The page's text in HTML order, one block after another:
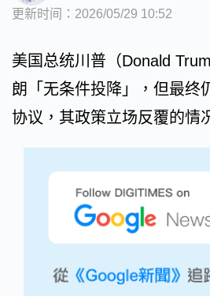
更新时间：2026/05/29 10:52
美国总统川普（Donald
朗「无条件投降」，但最终
协议，其政策立场反覆的情